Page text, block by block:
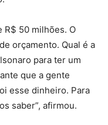
R$ 50 milhões. O
orçamento. Qual é a
para ter um
que a gente
esse dinheiro. Para
saber”, afirmou.